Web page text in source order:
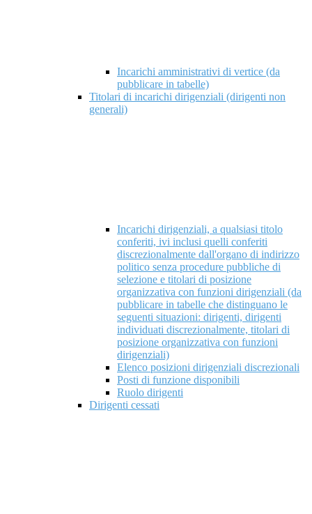
Incarichi amministrativi di vertice (da
pubblicare in tabelle)
Titolari di incarichi dirigenziali (dirigenti non
generali)
Incarichi dirigenziali, a qualsiasi titolo
conferiti, ivi inclusi quelli conferiti
discrezionalmente dall'organo di indirizzo
politico senza procedure pubbliche di
selezione e titolari di posizione
organizzativa con funzioni dirigenziali (da
pubblicare in tabelle che distinguano le
seguenti situazioni: dirigenti, dirigenti
individuati discrezionalmente, titolari di
posizione organizzativa con funzioni
dirigenziali)
Elenco posizioni dirigenziali discrezionali
Posti di funzione disponibili
Ruolo dirigenti
Dirigenti cessati